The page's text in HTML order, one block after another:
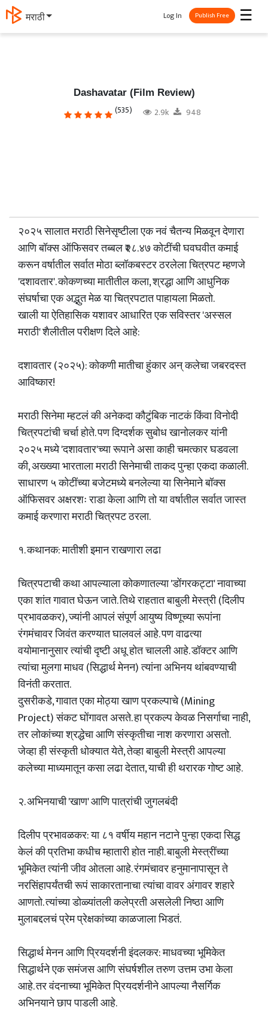
मराठी ☰
Log In Publish Free
Dashavatar (Film Review)
(535) 2.9k 948
२०२५ सालात मराठी सिनेसृष्टीला एक नवं चैतन्य मिळवून देणारा
आणि बॉक्स ऑफिसवर तब्बल ₹२८.४७ कोटींची घवघवीत कमाई
करून वर्षातील सर्वात मोठा ब्लॉकबस्टर ठरलेला चित्रपट म्हणजे
'दशावतार'. कोकणच्या मातीतील कला, श्रद्धा आणि आधुनिक
संघर्षाचा एक अद्भुत मेळ या चित्रपटात पाहायला मिळतो.
खाली या ऐतिहासिक यशावर आधारित एक सविस्तर 'अस्सल
मराठी' शैलीतील परीक्षण दिले आहे:
दशावतार (२०२५): कोकणी मातीचा हुंकार अन् कलेचा जबरदस्त
आविष्कार!
मराठी सिनेमा म्हटलं की अनेकदा कौटुंबिक नाटकं किंवा विनोदी
चित्रपटांची चर्चा होते. पण दिग्दर्शक सुबोध खानोलकर यांनी
२०२५ मध्ये 'दशावतार'च्या रूपाने असा काही चमत्कार घडवला
की, अख्ख्या भारताला मराठी सिनेमाची ताकद पुन्हा एकदा कळाली.
साधारण ५ कोटींच्या बजेटमध्ये बनलेल्या या सिनेमाने बॉक्स
ऑफिसवर अक्षरशः राडा केला आणि तो या वर्षातील सर्वात जास्त
कमाई करणारा मराठी चित्रपट ठरला.
१. कथानक: मातीशी इमान राखणारा लढा
चित्रपटाची कथा आपल्याला कोकणातल्या 'डोंगरकट्टा' नावाच्या
एका शांत गावात घेऊन जाते. तिथे राहतात बाबुली मेस्त्री (दिलीप
प्रभावळकर), ज्यांनी आपलं संपूर्ण आयुष्य विष्णूच्या रूपांना
रंगमंचावर जिवंत करण्यात घालवलं आहे. पण वाढत्या
वयोमानानुसार त्यांची दृष्टी अधू होत चालली आहे. डॉक्टर आणि
त्यांचा मुलगा माधव (सिद्धार्थ मेनन) त्यांना अभिनय थांबवण्याची
विनंती करतात.
दुसरीकडे, गावात एका मोठ्या खाण प्रकल्पाचे (Mining
Project) संकट घोंगावत असते. हा प्रकल्प केवळ निसर्गाचा नाही,
तर लोकांच्या श्रद्धेचा आणि संस्कृतीचा नाश करणारा असतो.
जेव्हा ही संस्कृती धोक्यात येते, तेव्हा बाबुली मेस्त्री आपल्या
कलेच्या माध्यमातून कसा लढा देतात, याची ही थरारक गोष्ट आहे.
२. अभिनयाची 'खाण' आणि पात्रांची जुगलबंदी
दिलीप प्रभावळकर: या ८१ वर्षीय महान नटाने पुन्हा एकदा सिद्ध
केलं की प्रतिभा कधीच म्हातारी होत नाही. बाबुली मेस्त्रींच्या
भूमिकेत त्यांनी जीव ओतला आहे. रंगमंचावर हनुमानापासून ते
नरसिंहापर्यंतची रूपं साकारतानाचा त्यांचा वावर अंगावर शहारे
आणतो. त्यांच्या डोळ्यांतली कलेप्रती असलेली निष्ठा आणि
मुलाबद्दलचं प्रेम प्रेक्षकांच्या काळजाला भिडतं.
सिद्धार्थ मेनन आणि प्रियदर्शनी इंदलकर: माधवच्या भूमिकेत
सिद्धार्थने एक समंजस आणि संघर्षशील तरुण उत्तम उभा केला
आहे. तर वंदनाच्या भूमिकेत प्रियदर्शनीने आपल्या नैसर्गिक
अभिनयाने छाप पाडली आहे.